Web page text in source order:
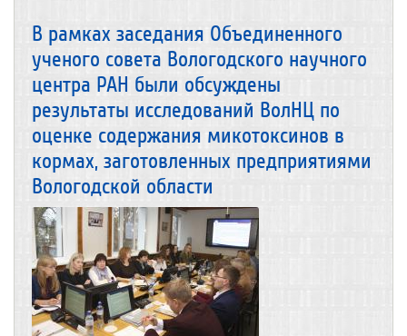
В рамках заседания Объединенного
ученого совета Вологодского научного
центра РАН были обсуждены
результаты исследований ВолНЦ по
оценке содержания микотоксинов в
кормах, заготовленных предприятиями
Вологодской области